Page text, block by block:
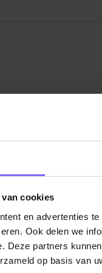
cookies
en advertenties
Ook delen we
Deze partners
op basis van
termijn visie
Proces Engineers
van onze
t/m verkoopbaar
goederen en het
is belangrijk dat
Team een
|Vacatures